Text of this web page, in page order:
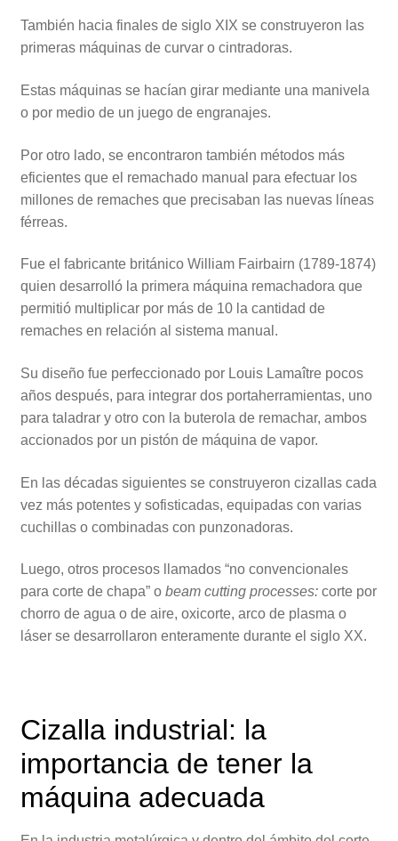
También hacia finales de siglo XIX se construyeron las
primeras máquinas de curvar o cintradoras.
Estas máquinas se hacían girar mediante una manivela
o por medio de un juego de engranajes.
Por otro lado, se encontraron también métodos más
eficientes que el remachado manual para efectuar los
millones de remaches que precisaban las nuevas líneas
férreas.
Fue el fabricante británico William Fairbairn (1789-1874)
quien desarrolló la primera máquina remachadora que
permitió multiplicar por más de 10 la cantidad de
remaches en relación al sistema manual.
Su diseño fue perfeccionado por Louis Lamaître pocos
años después, para integrar dos portaherramientas, uno
para taladrar y otro con la buterola de remachar, ambos
accionados por un pistón de máquina de vapor.
En las décadas siguientes se construyeron cizallas cada
vez más potentes y sofisticadas, equipadas con varias
cuchillas o combinadas con punzonadoras.
Luego, otros procesos llamados “no convencionales
para corte de chapa” o beam cutting processes:corte por
chorro de agua o de aire, oxicorte, arco de plasma o
láser se desarrollaron enteramente durante el siglo XX.
Cizalla industrial: la
importancia de tener la
máquina adecuada